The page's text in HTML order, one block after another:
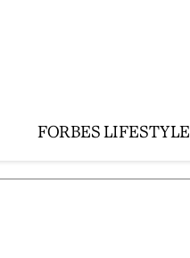
FORBES LIFESTYLE